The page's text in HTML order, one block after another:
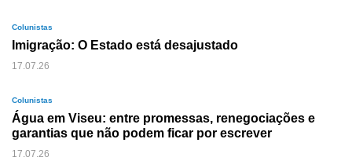
Colunistas
Imigração: O Estado está desajustado
17.07.26
Colunistas
Água em Viseu: entre promessas, renegociações e
garantias que não podem ficar por escrever
17.07.26